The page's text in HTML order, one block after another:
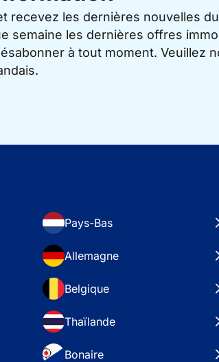
recevez les dernières nouvelles
semaine les dernières offres
à tout moment. Veuillez
Pays-Bas
Allemagne
Belgique
Thaïlande
Bonaire